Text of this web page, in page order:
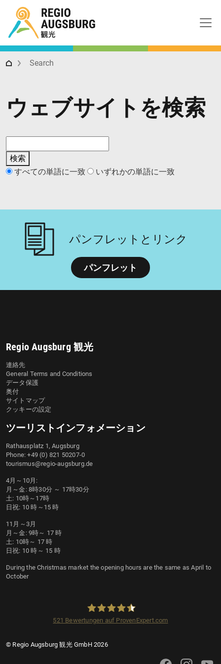
Regio Augsburg 観光
Search
ウェブサイトを検索
検索
すべての単語に一致
いずれかの単語に一致
パンフレットとリンク
パンフレット
Regio Augsburg 観光
連絡先
General Terms and Conditions
データ保護
奥付
サイトマップ
クッキーの設定
ツーリストインフォメーション
Rathausplatz 1, Augsburg
Phone: +49 (0) 821 50207-0
tourismus@regio-augsburg.de
4月～10月:
月～金: 8時30分 ～ 17時30分
土: 10時～17時
日祝: 10 時～15 時
11月～3月
月～金: 9時～ 17 時
土: 10時～ 17 時
日祝: 10 時～ 15 時
During the Christmas market the opening hours are the same as April to
October
521 Bewertungen auf ProvenExpert.com
© Regio Augsburg 観光 GmbH 2026
アウ
アウクスブル
アウクスブルク観光